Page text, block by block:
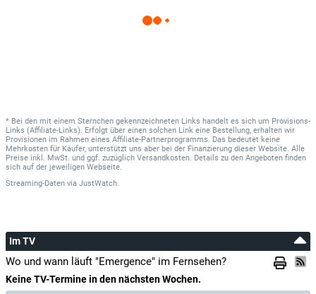
* Bei den mit einem Sternchen gekennzeichneten Links handelt es sich um Provisions-
Links (Affiliate-Links). Erfolgt über einen solchen Link eine Bestellung, erhalten wir
Provisionen im Rahmen eines Affiliate-Partnerprogramms. Das bedeutet keine
Mehrkosten für Käufer, unterstützt uns aber bei der Finanzierung dieser Website. Alle
Preise inkl. MwSt. und ggf. zuzüglich Versandkosten. Details zu den Angeboten finden
sich auf der jeweiligen Webseite.
Streaming-Daten via JustWatch.
Im TV
Wo und wann läuft "Emergence" im Fernsehen?
Keine TV-Termine in den nächsten Wochen.